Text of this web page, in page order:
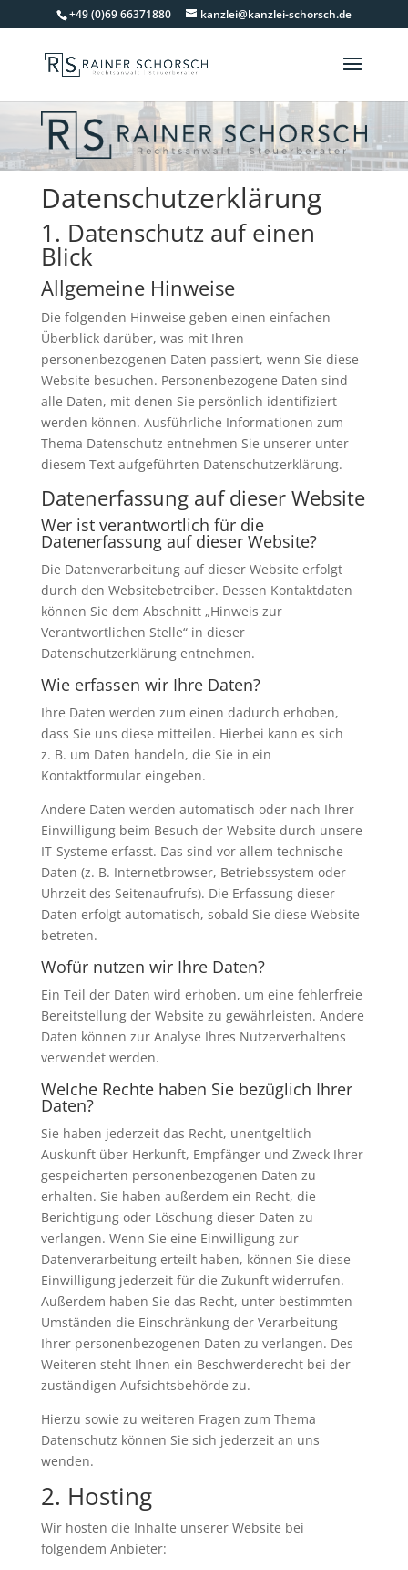
+49 (0)69 66371880 kanzlei@kanzlei-schorsch.de
Datenschutz­erklärung
1. Datenschutz auf einen
Blick
Allgemeine Hinweise
Die folgenden Hinweise geben einen einfachen
Überblick darüber, was mit Ihren
personenbezogenen Daten passiert, wenn Sie diese
Website besuchen. Personenbezogene Daten sind
alle Daten, mit denen Sie persönlich identifiziert
werden können. Ausführliche Informationen zum
Thema Datenschutz entnehmen Sie unserer unter
diesem Text aufgeführten Datenschutzerklärung.
Datenerfassung auf dieser Website
Wer ist verantwortlich für die
Datenerfassung auf dieser Website?
Die Datenverarbeitung auf dieser Website erfolgt
durch den Websitebetreiber. Dessen Kontaktdaten
können Sie dem Abschnitt „Hinweis zur
Verantwortlichen Stelle“ in dieser
Datenschutzerklärung entnehmen.
Wie erfassen wir Ihre Daten?
Ihre Daten werden zum einen dadurch erhoben,
dass Sie uns diese mitteilen. Hierbei kann es sich
z. B. um Daten handeln, die Sie in ein
Kontaktformular eingeben.
Andere Daten werden automatisch oder nach Ihrer
Einwilligung beim Besuch der Website durch unsere
IT-Systeme erfasst. Das sind vor allem technische
Daten (z. B. Internetbrowser, Betriebssystem oder
Uhrzeit des Seitenaufrufs). Die Erfassung dieser
Daten erfolgt automatisch, sobald Sie diese Website
betreten.
Wofür nutzen wir Ihre Daten?
Ein Teil der Daten wird erhoben, um eine fehlerfreie
Bereitstellung der Website zu gewährleisten. Andere
Daten können zur Analyse Ihres Nutzerverhaltens
verwendet werden.
Welche Rechte haben Sie bezüglich Ihrer
Daten?
Sie haben jederzeit das Recht, unentgeltlich
Auskunft über Herkunft, Empfänger und Zweck Ihrer
gespeicherten personenbezogenen Daten zu
erhalten. Sie haben außerdem ein Recht, die
Berichtigung oder Löschung dieser Daten zu
verlangen. Wenn Sie eine Einwilligung zur
Datenverarbeitung erteilt haben, können Sie diese
Einwilligung jederzeit für die Zukunft widerrufen.
Außerdem haben Sie das Recht, unter bestimmten
Umständen die Einschränkung der Verarbeitung
Ihrer personenbezogenen Daten zu verlangen. Des
Weiteren steht Ihnen ein Beschwerderecht bei der
zuständigen Aufsichtsbehörde zu.
Hierzu sowie zu weiteren Fragen zum Thema
Datenschutz können Sie sich jederzeit an uns
wenden.
2. Hosting
Wir hosten die Inhalte unserer Website bei
folgendem Anbieter: